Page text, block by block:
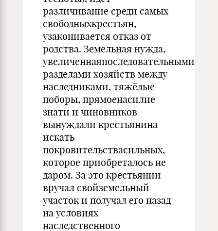
различивание среди самых
свободныхкрестьян,
узаконивается отказ от
родства. Земельная нужда,
увеличеннаяпоследовательными
разделами хозяйств между
наследниками, тяжёлые
поборы, прямоенасилие
знати и чиновников
вынуждали крестьянина
искать
покровительствасильных,
которое приобреталось не
даром. За это крестьянин
вручал свойземельный
участок и получал его назад
на условиях
наследственного